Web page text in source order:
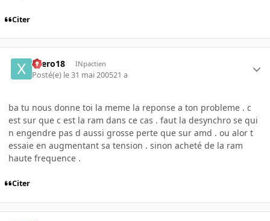
Citer
xaero18 INpactien
Posté(e) le 31 mai 200521 a
ba tu nous donne toi la meme la reponse a ton probleme . c
est sur que c est la ram dans ce cas . faut la desynchro se qui
n engendre pas d aussi grosse perte que sur amd . ou alor t
essaie en augmentant sa tension . sinon acheté de la ram
haute frequence .
Citer